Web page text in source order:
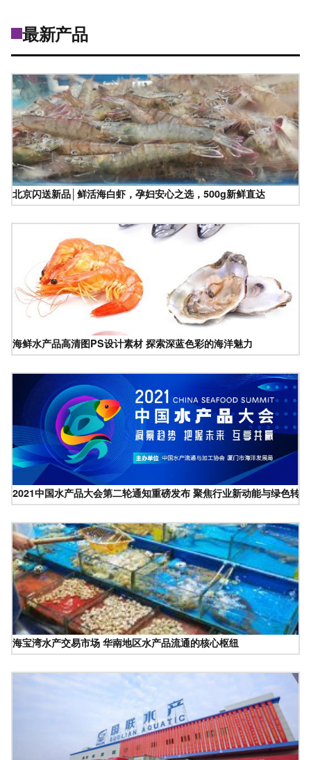
最新产品
北京闪送新品│鲜活海白虾，孕妇安心之选，500g新鲜直达
海鲜水产品高清图PS设计素材 探索深蓝色彩的海洋魅力
2021中国水产品大会第二轮通知重磅发布 聚焦行业新动能与绿色转型
海宝湾水产交易市场 华南地区水产品流通的核心枢纽